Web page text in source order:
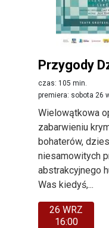
Przygody
czas: 105 min.
premiera: sobota 26
Wielowątkowa
zabarwieniu
bohaterów,
niesamowitych
abstrakcyjnego
Was kiedyś,...
26 WRZ
16:00